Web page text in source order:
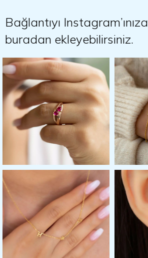
Bağlantıyı Instagram’ınıza
buradan ekleyebilirsiniz.